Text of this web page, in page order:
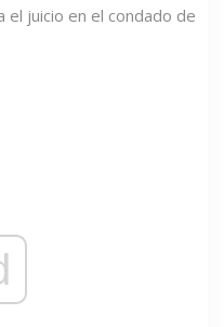
juicio en el condado de